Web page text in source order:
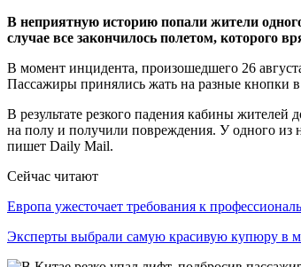
В неприятную историю попали жители
случае все закончилось полетом, которого
В момент инцидента, произошедшего 26
Пассажиры принялись жать на разные кнопки
В результате резкого падения кабины жителей
на полу и получили повреждения. У одного из
пишет Daily Mail.
Сейчас читают
Европа ужесточает требования к
Эксперты выбрали самую красивую купюру в